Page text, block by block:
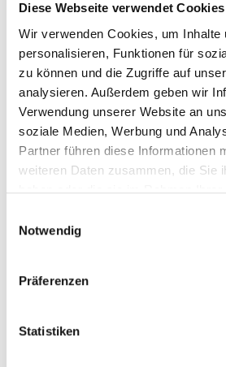
Diese Webseite verwendet Cookies
Wir verwenden Cookies, um Inhalte
personalisieren, Funktionen für
zu können und die Zugriffe auf
analysieren. Außerdem geben wir
Verwendung unserer Website an
soziale Medien, Werbung und
Partner führen diese Informationen
weiteren Daten zusammen, die Sie
haben oder die sie im Rahmen
Notwendig
Präferenzen
Statistiken